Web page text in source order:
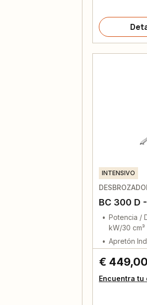
INTENSIVO
BC 300 D
Potencia /
kW/30 cm³
Apretón
€ 449,00
Encuentra